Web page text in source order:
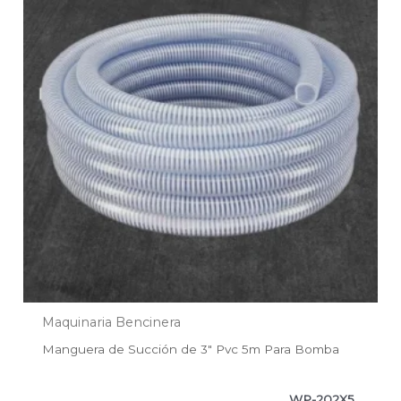
Maquinaria Bencinera
Manguera de Succión de 3″ Pvc 5m Para Bomba
$69.400.$53.100.